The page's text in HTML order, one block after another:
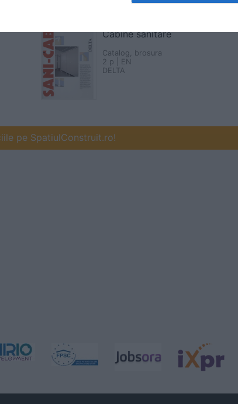
Cabine sanitare
Catalog, brosura
2 p | EN
DELTA
pe SpatiulConstruit.ro!